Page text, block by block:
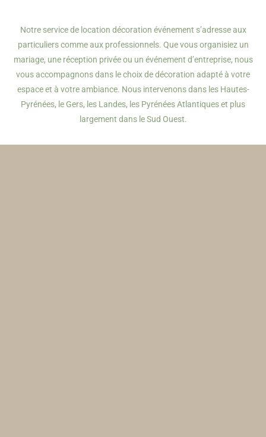
Notre service de location décoration événement s’adresse aux
particuliers comme aux professionnels. Que vous organisiez un
mariage, une réception privée ou un événement d’entreprise, nous
vous accompagnons dans le choix de décoration adapté à votre
espace et à votre ambiance. Nous intervenons dans les Hautes-
Pyrénées, le Gers, les Landes, les Pyrénées Atlantiques et plus
largement dans le Sud Ouest.